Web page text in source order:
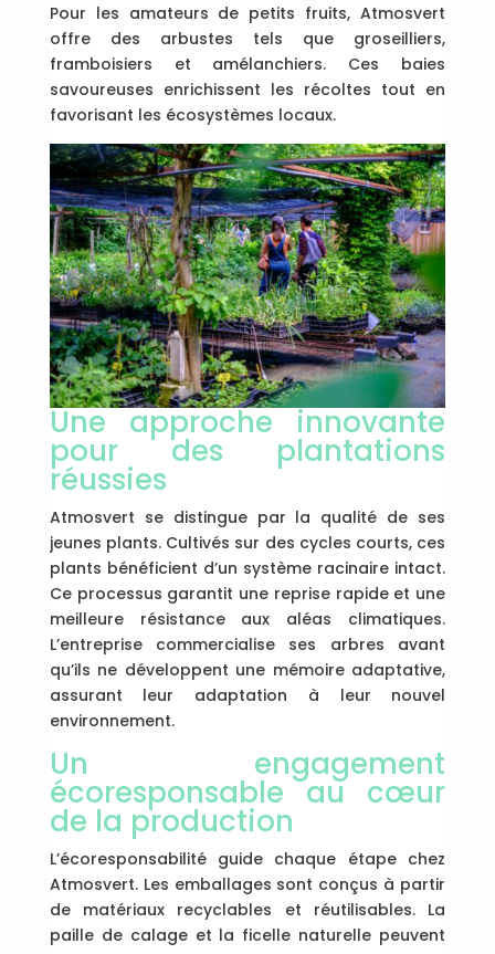
Pour les amateurs de petits fruits, Atmosvert
offre des arbustes tels que groseilliers,
framboisiers et amélanchiers. Ces baies
savoureuses enrichissent les récoltes tout en
favorisant les écosystèmes locaux.
Une approche innovante
pour des plantations
réussies
Atmosvert se distingue par la qualité de ses
jeunes plants. Cultivés sur des cycles courts, ces
plants bénéficient d’un système racinaire intact.
Ce processus garantit une reprise rapide et une
meilleure résistance aux aléas climatiques.
L’entreprise commercialise ses arbres avant
qu’ils ne développent une mémoire adaptative,
assurant leur adaptation à leur nouvel
environnement.
Un engagement
écoresponsable au cœur
de la production
L’écoresponsabilité guide chaque étape chez
Atmosvert. Les emballages sont conçus à partir
de matériaux recyclables et réutilisables. La
paille de calage et la ficelle naturelle peuvent